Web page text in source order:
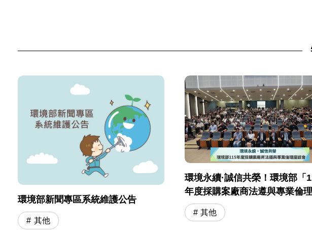
環境部新聞專區系統維護公告
其他
環境永續·誠信共榮！環境部「
年度採購案廠商法遵與專業倫
會」圓滿落幕
其他